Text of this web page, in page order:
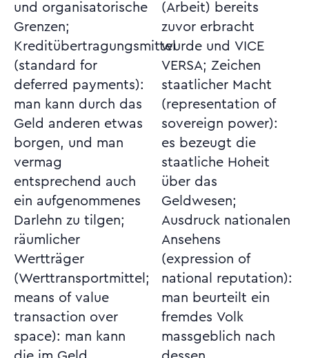
und organisatorische
Grenzen;
Kreditübertragungsmittel
(standard for
deferred payments):
man kann durch das
Geld anderen etwas
borgen, und man
vermag
entsprechend auch
ein aufgenommenes
Darlehn zu tilgen;
räumlicher
Wertträger
(Werttransportmittel;
means of value
transaction over
space): man kann
(Arbeit) bereits
zuvor erbracht
wurde und VICE
VERSA; Zeichen
staatlicher Macht
(representation of
sovereign power):
es bezeugt die
staatliche Hoheit
über das
Geldwesen;
Ausdruck nationalen
Ansehens
(expression of
national reputation):
man beurteilt ein
fremdes Volk
massgeblich nach